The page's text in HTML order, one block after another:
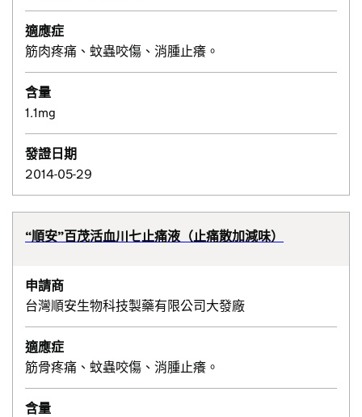
適應症
筋肉疼痛、蚊蟲咬傷、消腫止癢。
含量
1.1mg
發證日期
2014-05-29
“順安”百茂活血川七止痛液（止痛散加減味）
申請商
台灣順安生物科技製藥有限公司大發廠
適應症
筋骨疼痛、蚊蟲咬傷、消腫止癢。
含量